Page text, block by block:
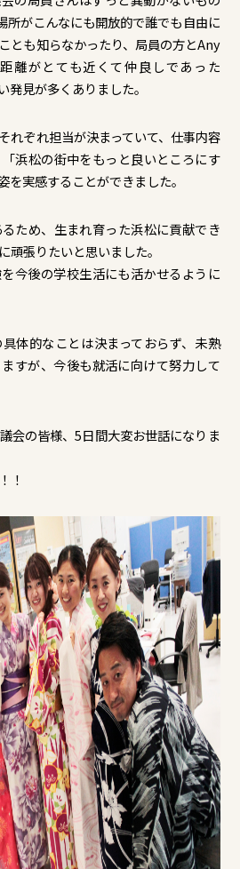
所がこんなにも開放的で誰でも自由に
とも知らなかったり、局員の方とAny
離がとても近くて仲良しであった
発見が多くありました。
れぞれ担当が決まっていて、仕事内容
浜松の街中をもっと良いところにす
を実感することができました。
ため、生まれ育った浜松に貢献でき
頑張りたいと思いました。
今後の学校生活にも活かせるように
体的なことは決まっておらず、未熟
すが、今後も就活に向けて努力して
会の皆様、5日間大変お世話になりま
！